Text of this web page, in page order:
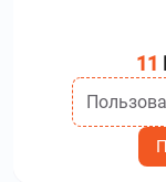
11